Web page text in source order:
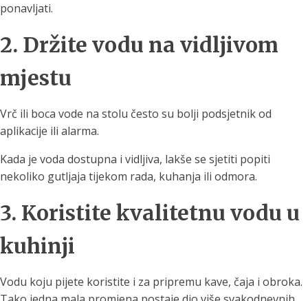
ponavljati.
2. Držite vodu na vidljivom
mjestu
Vrč ili boca vode na stolu često su bolji podsjetnik od
aplikacije ili alarma.
Kada je voda dostupna i vidljiva, lakše se sjetiti popiti
nekoliko gutljaja tijekom rada, kuhanja ili odmora.
3. Koristite kvalitetnu vodu u
kuhinji
Vodu koju pijete koristite i za pripremu kave, čaja i obroka.